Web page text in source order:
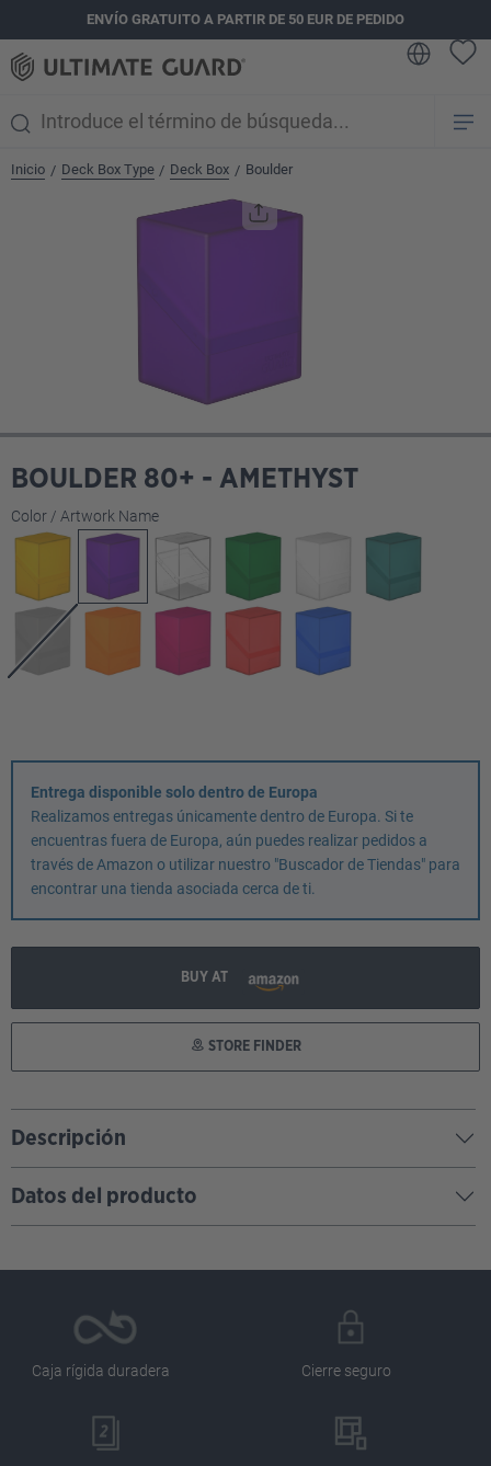
principalENVÍO GRATUITO A PARTIR DE 50 EUR DE PEDIDO
Inicio / Deck Box Type / Deck Box / Boulder
BOULDER 80+ - AMETHYST
Seleccione
Color / Artwork Name
Entrega disponible solo dentro de Europa
Realizamos entregas únicamente dentro de Europa. Si te
encuentras fuera de Europa, aún puedes realizar pedidos a
través de Amazon o utilizar nuestro "Buscador de Tiendas" para
encontrar una tienda asociada cerca de ti.
BUY AT
STORE FINDER
Descripción
Datos del producto
Caja rígida duradera Cierre seguro